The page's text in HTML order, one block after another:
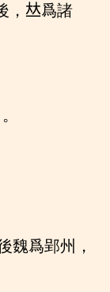
，𠀤爲諸
。
魏爲郢州，